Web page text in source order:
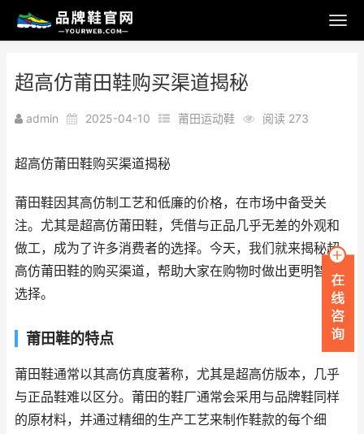
超高仿莆田鞋购买渠道揭秘
admin 2025-04-10 莆田运动鞋 阅读 273
超高仿莆田鞋购买渠道揭秘
莆田鞋因其高仿制工艺和低廉的价格，在市场中备受关
注。尤其是超高仿莆田鞋，凭借与正品几乎无差的外观和
做工，成为了许多消费者的选择。今天，我们就来揭秘超
高仿莆田鞋的购买渠道，帮助大家在购物时做出更明智的
选择。
莆田鞋的特点
莆田鞋通常以其高仿真度著称，尤其是超高仿版本，几乎
与正品鞋难以区分。莆田的鞋厂通常会采用与品牌鞋同样
的原材料，并通过精细的生产工艺来制作鞋款的每个细